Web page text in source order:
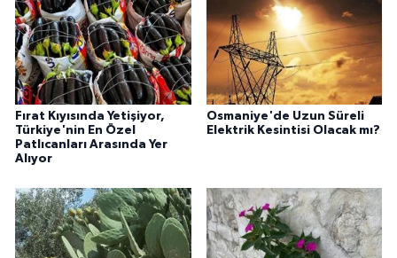
Fırat Kıyısında Yetişiyor,
Türkiye'nin En Özel
Patlıcanları Arasında Yer
Alıyor
Osmaniye'de Uzun Süreli
Elektrik Kesintisi Olacak mı?